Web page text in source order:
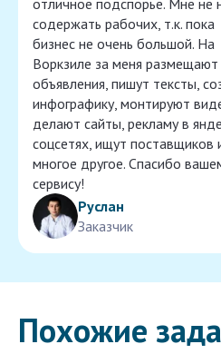
отличное подспорье. Мне не
содержать рабочих, т.к. пока
бизнес не очень большой. На
Воркзиле за меня размещают
объявления, пишут тексты,
инфографику, монтируют
делают сайты, рекламу в
соцсетях, ищут поставщиков
многое другое. Спасибо
сервису!
Руслан
Заказчик
Похожие